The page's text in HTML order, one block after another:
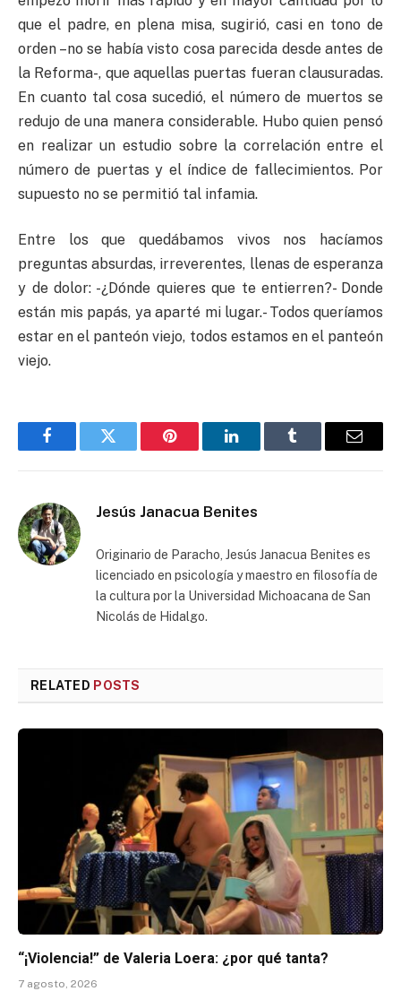
que el padre, en plena misa, sugirió, casi en tono de
orden –no se había visto cosa parecida desde antes de
la Reforma-, que aquellas puertas fueran clausuradas.
En cuanto tal cosa sucedió, el número de muertos se
redujo de una manera considerable. Hubo quien pensó
en realizar un estudio sobre la correlación entre el
número de puertas y el índice de fallecimientos. Por
supuesto no se permitió tal infamia.
Entre los que quedábamos vivos nos hacíamos
preguntas absurdas, irreverentes, llenas de esperanza
y de dolor: -¿Dónde quieres que te entierren?- Donde
están mis papás, ya aparté mi lugar.- Todos queríamos
estar en el panteón viejo, todos estamos en el panteón
viejo.
FacebookTwitter Pinterest LinkedInTumblr Email
Jesús Janacua Benites
Originario de Paracho, Jesús Janacua Benites es
licenciado en psicología y maestro en filosofía de
la cultura por la Universidad Michoacana de San
Nicolás de Hidalgo.
RELATED POSTS
“¡Violencia!” de Valeria Loera: ¿por qué tanta?
7 agosto, 2026